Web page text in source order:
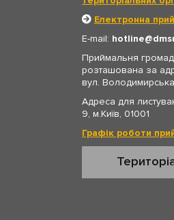
Електронна
E-mail: hotline
Приймальня
розташована за
вул.
Адреса для
9, м.Київ, 01001
Графік роботи